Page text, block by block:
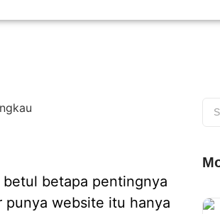
betapa pentingnya
punya website itu hanya